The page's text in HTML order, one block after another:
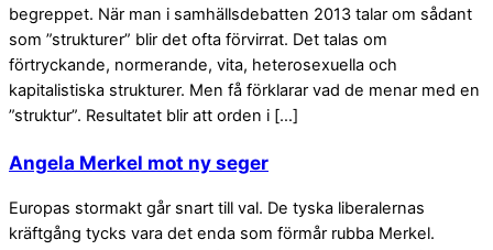
begreppet. När man i samhällsdebatten 2013 talar om sådant
som ”strukturer” blir det ofta förvirrat. Det talas om
förtryckande, normerande, vita, heterosexuella och
kapitalistiska strukturer. Men få förklarar vad de menar med en
”struktur”. Resultatet blir att orden i […]
Angela Merkel mot ny seger
Europas stormakt går snart till val. De tyska liberalernas
kräftgång tycks vara det enda som förmår rubba Merkel.